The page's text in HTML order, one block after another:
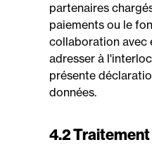
partenaires
paiements ou le
collaboration avec
adresser à
présente
données.
4.2